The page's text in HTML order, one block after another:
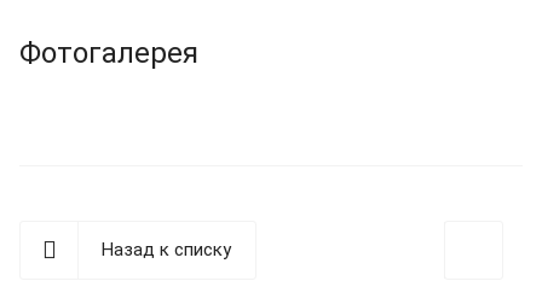
Фотогалерея
Назад к списку